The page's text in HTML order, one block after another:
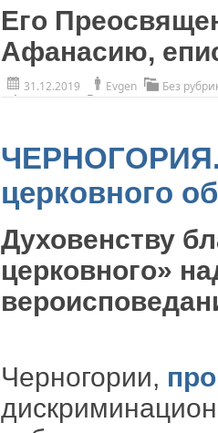
Его
Афанасию,
31.12.2019 Evgen Без
ЧЕРНОГОРИЯ.
церковного
Духовенству
церковного»
Черногории,